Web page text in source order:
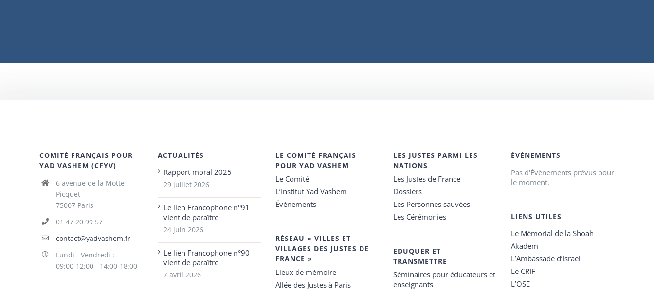
COMITÉ FRANÇAIS POUR
YAD VASHEM (CFYV)
6 avenue de la Motte-
Picquet
75007 Paris
01 47 20 99 57
contact@yadvashem.fr
Lundi - Vendredi :
09:00-12:00 - 14:00-18:00
ACTUALITÉS
Rapport moral 2025
29 juillet 2026
Le lien Francophone n°91
vient de paraître
24 juin 2026
Le lien Francophone n°90
vient de paraître
7 avril 2026
LE COMITÉ FRANÇAIS
POUR YAD VASHEM
Le Comité
L’Institut Yad Vashem
Événements
RÉSEAU « VILLES ET
VILLAGES DES JUSTES DE
FRANCE »
Lieux de mémoire
Allée des Justes à Paris
LES JUSTES PARMI LES
NATIONS
Les Justes de France
Dossiers
Les Personnes sauvées
Les Cérémonies
EDUQUER ET
TRANSMETTRE
Séminaires pour éducateurs et
enseignants
ÉVÉNEMENTS
Pas d'Évènements prévus pour
le moment.
LIENS UTILES
Le Mémorial de la Shoah
Akadem
L’Ambassade d’Israël
Le CRIF
L’OSE